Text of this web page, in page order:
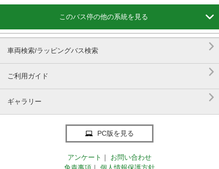
このバス停の他の系統を見る 
車両検索/ラッピングバス検索 
ご利用ガイド 
ギャラリー 
PC版を見る
アンケート ｜
お問い合わせ